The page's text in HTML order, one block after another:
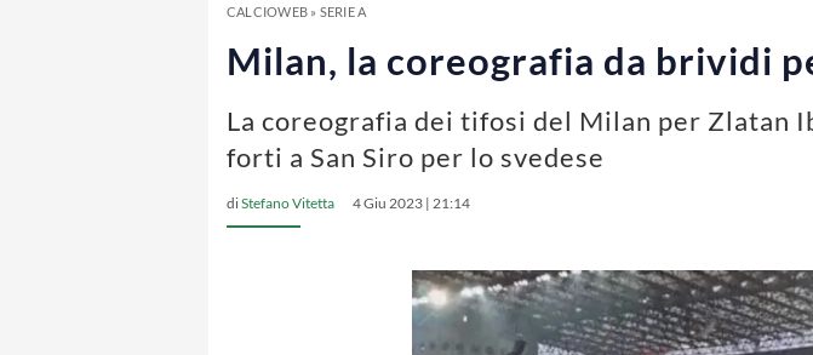
CALCIOWEB» SERIE A
Milan, la coreografia da brividi
La coreografia dei tifosi del Milan per Zlatan
forti a San Siro per lo svedese
diStefano Vitetta 4 Giu 2023 | 21:14